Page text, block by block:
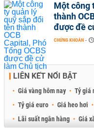
Một công
thành
được đề
CHỨNG KHOÁN -
LIÊN KẾT NỔI BẬT
Giá vàng hôm nay Tỷ giá
Tỷ giá euro
Giá heo hơi
Lãi suất ngân hàng
Giá